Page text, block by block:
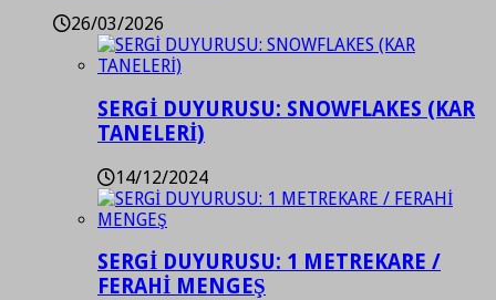
26/03/2026
SERGİ DUYURUSU: SNOWFLAKES (KAR
TANELERİ)
14/12/2024
SERGİ DUYURUSU: 1 METREKARE /
FERAHİ MENGEŞ